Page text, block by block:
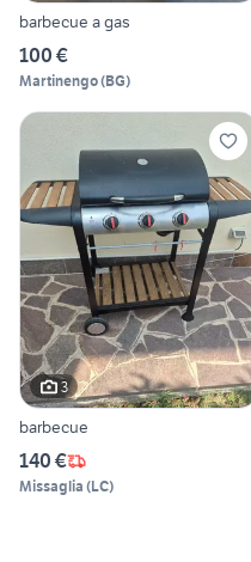
barbecue a gas
100 €
Martinengo(BG)
3
barbecue
140 €
Missaglia (LC)